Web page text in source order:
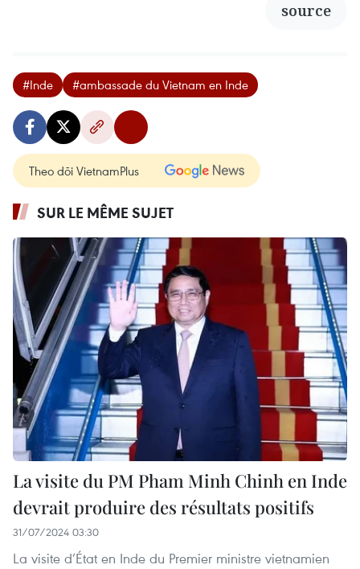
source
#Inde #ambassade du Vietnam en Inde
Theo dõi VietnamPlus
SUR LE MÊME SUJET
La visite du PM Pham Minh Chinh en Inde
devrait produire des résultats positifs
31/07/2024 03:30
La visite d’État en Inde du Premier ministre vietnamien